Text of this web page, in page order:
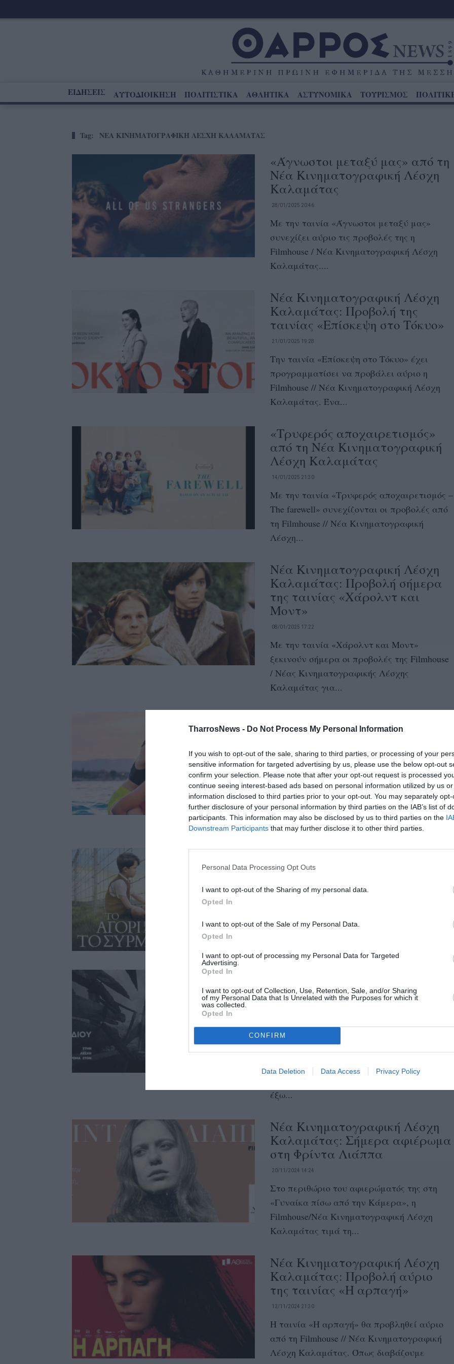
TharrosNews - Do Not Process My Personal Information
If you wish to opt-out of the sale, sharing to third parties, or processing of your
sensitive information for targeted advertising by us, please use the below opt-out
confirm your selection. Please note that after your opt-out request is processed
continue seeing interest-based ads based on personal information utilized by us
information disclosed to third parties prior to your opt-out. You may separately
further disclosure of your personal information by third parties on the IAB’s list of
participants. This information may also be disclosed by us to third parties on the
Downstream Participants that may further disclose it to other third parties.
Personal Data Processing Opt Outs
I want to opt-out of the Sharing of my personal data.
Opted In
I want to opt-out of the Sale of my Personal Data.
Opted In
I want to opt-out of processing my Personal Data for Targeted
Advertising.
Opted In
I want to opt-out of Collection, Use, Retention, Sale, and/or Sharing
of my Personal Data that Is Unrelated with the Purposes for which it
was collected.
Opted In
CONFIRM
Data Deletion Data Access Privacy Policy
ΕΙΔΗΣΕΙΣ ΑΥΤΟΔΙΟΙΚΗΣΗ ΠΟΛΙΤΙΣΤΙΚΑ ΑΘΛΗΤΙΚΑ ΑΣΤΥΝΟΜΙΚΑ ΤΟΥΡΙΣΜΟΣ
Tag: ΝΕΑ ΚΙΝΗΜΑΤΟΓΡΑΦΙΚΗ ΛΕΣΧΗ ΚΑΛΑΜΑΤΑΣ
«Άγνωστοι μεταξύ μας» από τη
Νέα Κινηματογραφική Λέσχη
Καλαμάτας
28/01/2025 20:46
Με την ταινία «Άγνωστοι μεταξύ μας»
συνεχίζει αύριο τις προβολές της η
Filmhouse / Νέα Κινηματογραφική Λέσχη
Καλαμάτας....
Νέα Κινηματογραφική Λέσχη
Καλαμάτας: Προβολή της
ταινίας «Επίσκεψη στο Τόκυο»
21/01/2025 19:28
Την ταινία «Επίσκεψη στο Τόκυο» έχει
προγραμματίσει να προβάλει αύριο η
Filmhouse // Νέα Κινηματογραφική Λέσχη
Καλαμάτας. Ένα...
«Τρυφερός αποχαιρετισμός»
από τη Νέα Κινηματογραφική
Λέσχη Καλαμάτας
14/01/2025 21:30
Με την ταινία «Τρυφερός αποχαιρετισμός –
The farewell» συνεχίζονται οι προβολές από
τη Filmhouse // Νέα Κινηματογραφική
Λέσχη...
Νέα Κινηματογραφική Λέσχη
Καλαμάτας: Προβολή σήμερα
της ταινίας «Χάρολντ και
Μοντ»
08/01/2025 17:22
Με την ταινία «Χάρολντ και Μοντ»
ξεκινούν σήμερα οι προβολές της Filmhouse
/ Νέας Κινηματογραφικής Λέσχης
Καλαμάτας για...
Καλαμάτας: Προβολή ταινίας
17/12/2024 14:55
Αφιέρωμα στην προβολή και στη στήριξη
του σημαντικού έργου της ΜΕΤΑδρασης, με
παρουσίαση της ταινίας «Οι κολυμβήτριες
–...
Filmhouse: Προβολή της ταινίας
«Το αγόρι πίσω από το
Συρματόπλεγμα» συνεχίζει τις προβολές
πολέμου από τη Νέα
Κινηματογραφική Λέσχη
03/12/2024 17:12
Η Νέα Κινηματογραφική Λέσχη Καλαμάτας
αποχαιρετά το 2024, ρίχνοντας μια ματιά
έξω...
Νέα Κινηματογραφική Λέσχη
Καλαμάτας: Σήμερα αφιέρωμα
στη Φρίντα Λιάππα
20/11/2024 14:24
Στο περιθώριο του αφιερώματός της στη
«Γυναίκα πίσω από την Κάμερα», η
Filmhouse/Νέα Κινηματογραφική Λέσχη
Καλαμάτας τιμά τη...
Νέα Κινηματογραφική Λέσχη
Καλαμάτας: Προβολή αύριο
της ταινίας «Η αρπαγή»
12/11/2024 21:30
Η ταινία «Η αρπαγή» θα προβληθεί αύριο
από τη Filmhouse // Νέα Κινηματογραφική
Λέσχη Καλαμάτας. Όπως διαβάζουμε